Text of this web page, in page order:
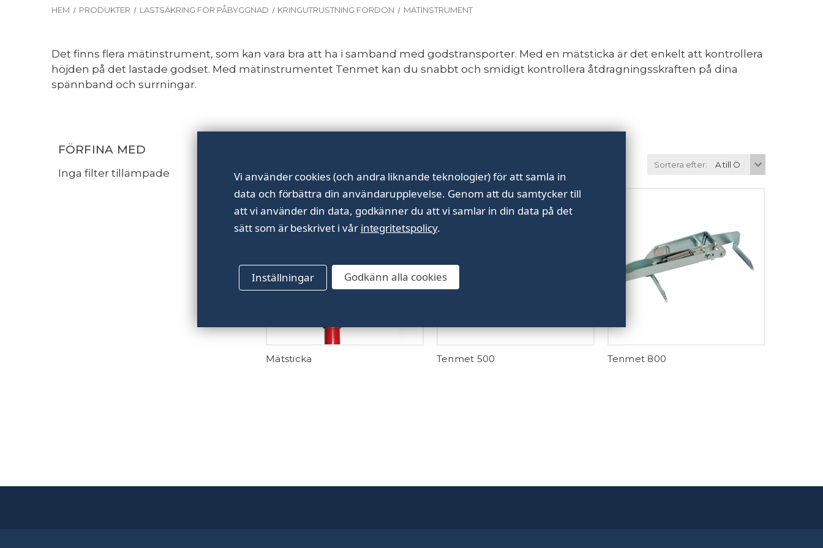
HEM PRODUKTER LASTSÄKRING FÖR PÅBYGGNAD KRINGUTRUSTNING FORDON MÄTINSTRUMENT
Det finns flera mätinstrument, som kan vara bra att ha i samband med godstransporter. Med en mätsticka är det enkelt att kontrollera
höjden på det lastade godset. Med mätinstrumentet Tenmet kan du snabbt och smidigt kontrollera åtdragningsskraften på dina
spännband och surrningar.
FÖRFINA MED
Inga filter tillämpade
Sortera efter:
Mätsticka Tenmet 500 Tenmet 800
Vi använder cookies (och andra liknande teknologier) för att samla in
data och förbättra din användarupplevelse. Genom att du samtycker till
att vi använder din data, godkänner du att vi samlar in din data på det
sätt som är beskrivet i vår integritetspolicy.
Inställningar Godkänn alla cookies